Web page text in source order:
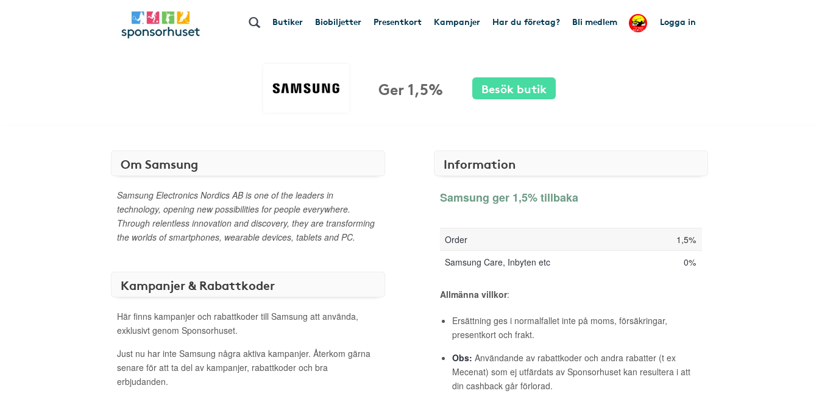
Butiker Biobiljetter Presentkort Kampanjer Har du företag? Bli medlem Logga in
Ger 1,5% Besök butik
Om Samsung
Samsung Electronics Nordics AB is one of the leaders in
technology, opening new possibilities for people everywhere.
Through relentless innovation and discovery, they are transforming
the worlds of smartphones, wearable devices, tablets and PC.
Kampanjer & Rabattkoder
Här finns kampanjer och rabattkoder till Samsung att använda,
exklusivt genom Sponsorhuset.
Just nu har inte Samsung några aktiva kampanjer. Återkom gärna
senare för att ta del av kampanjer, rabattkoder och bra
erbjudanden.
Information
Samsung ger 1,5% tillbaka
Order
1,5%
Samsung Care, Inbyten etc
0%
Allmänna villkor:
Ersättning ges i normalfallet inte på moms, försäkringar,
presentkort och frakt.
Obs: Användande av rabattkoder och andra rabatter (t ex
Mecenat) som ej utfärdats av Sponsorhuset kan resultera i att
din cashback går förlorad.